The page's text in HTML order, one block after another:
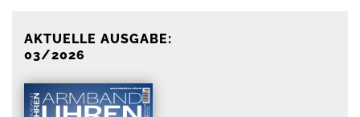
AKTUELLE AUSGABE:
03/2026